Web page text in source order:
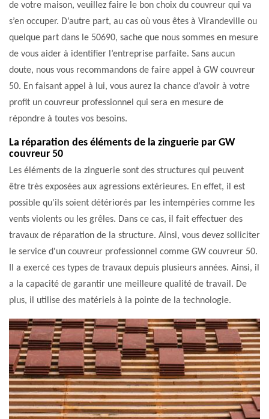
de votre maison, veuillez faire le bon choix du couvreur qui va
s’en occuper. D’autre part, au cas où vous êtes à Virandeville ou
quelque part dans le 50690, sache que nous sommes en mesure
de vous aider à identifier l’entreprise parfaite. Sans aucun
doute, nous vous recommandons de faire appel à GW couvreur
50. En faisant appel à lui, vous aurez la chance d’avoir à votre
profit un couvreur professionnel qui sera en mesure de
répondre à toutes vos besoins.
La réparation des éléments de la zinguerie par GW
couvreur 50
Les éléments de la zinguerie sont des structures qui peuvent
être très exposées aux agressions extérieures. En effet, il est
possible qu'ils soient détériorés par les intempéries comme les
vents violents ou les grêles. Dans ce cas, il fait effectuer des
travaux de réparation de la structure. Ainsi, vous devez solliciter
le service d'un couvreur professionnel comme GW couvreur 50.
Il a exercé ces types de travaux depuis plusieurs années. Ainsi, il
a la capacité de garantir une meilleure qualité de travail. De
plus, il utilise des matériels à la pointe de la technologie.